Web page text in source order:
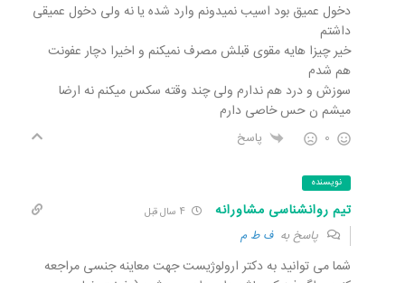
دخول عمیق بود اسیب نمیدونم وارد شده یا نه ولی دخول عمیقی
داشتم
خیر چیزا هایه مقوی قبلش مصرف نمیکنم و اخیرا دچار عفونت
هم شدم
سوزش و درد هم ندارم ولی چند وقته سکس میکنم نه ارضا
میشم ن حس خاصی دارم
0 پاسخ
نویسنده
تیم روانشناسی مشاورانه
پاسخ بهف ط م
شما می توانید به دکتر ارولوژیست جهت معاینه جنسی مراجعه